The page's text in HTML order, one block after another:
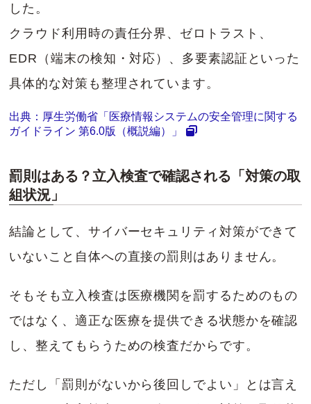
した。
クラウド利用時の責任分界、ゼロトラスト、
EDR（端末の検知・対応）、多要素認証といった
具体的な対策も整理されています。
出典：厚生労働省「医療情報システムの安全管理に関する
ガイドライン 第6.0版（概説編）」
罰則はある？立入検査で確認される「対策の取
組状況」
結論として、サイバーセキュリティ対策ができて
いないこと自体への直接の罰則はありません。
そもそも立入検査は医療機関を罰するためのもの
ではなく、適正な医療を提供できる状態かを確認
し、整えてもらうための検査だからです。
ただし「罰則がないから後回しでよい」とは言え